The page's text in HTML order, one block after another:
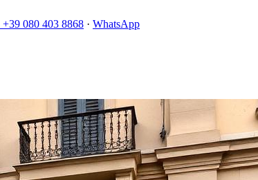
+39 080 403 8868 · WhatsApp